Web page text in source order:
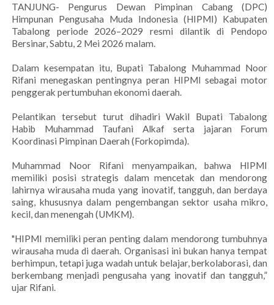
TANJUNG- Pengurus Dewan Pimpinan Cabang (DPC)
Himpunan Pengusaha Muda Indonesia (HIPMI) Kabupaten
Tabalong periode 2026–2029 resmi dilantik di Pendopo
Bersinar, Sabtu, 2 Mei 2026 malam.
Dalam kesempatan itu, Bupati Tabalong Muhammad Noor
Rifani menegaskan pentingnya peran HIPMI sebagai motor
penggerak pertumbuhan ekonomi daerah.
Pelantikan tersebut turut dihadiri Wakil Bupati Tabalong
Habib Muhammad Taufani Alkaf serta jajaran Forum
Koordinasi Pimpinan Daerah (Forkopimda).
Muhammad Noor Rifani menyampaikan, bahwa HIPMI
memiliki posisi strategis dalam mencetak dan mendorong
lahirnya wirausaha muda yang inovatif, tangguh, dan berdaya
saing, khususnya dalam pengembangan sektor usaha mikro,
kecil, dan menengah (UMKM).
"HIPMI memiliki peran penting dalam mendorong tumbuhnya
wirausaha muda di daerah. Organisasi ini bukan hanya tempat
berhimpun, tetapi juga wadah untuk belajar, berkolaborasi, dan
berkembang menjadi pengusaha yang inovatif dan tangguh,”
ujar Rifani.